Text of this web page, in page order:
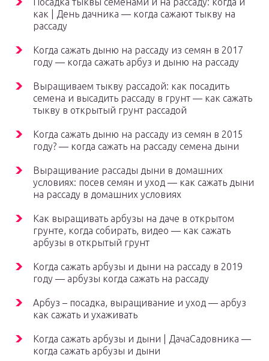
как | День дачника — когда сажают тыкву на
рассаду
Когда сажать дыню на рассаду из семян в 2017
году — когда сажать арбуз и дыню на рассаду
Выращиваем тыкву рассадой: как посадить
семена и высадить рассаду в грунт — как сажать
тыкву в открытый грунт рассадой
Когда сажать дыню на рассаду из семян в 2015
году? — когда сажать на рассаду семена дыни
Выращивание рассады дыни в домашних
условиях: посев семян и уход — как сажать дыни
на рассаду в домашних условиях
Как выращивать арбузы на даче в открытом
грунте, когда собирать, видео — как сажать
арбузы в открытый грунт
Когда сажать арбузы и дыни на рассаду в 2019
году — арбузы когда сажать на рассаду
Арбуз – посадка, выращивание и уход — арбуз
как сажать и ухаживать
Когда сажать арбузы и дыни | ДачаСадовника —
когда сажать арбузы и дыни